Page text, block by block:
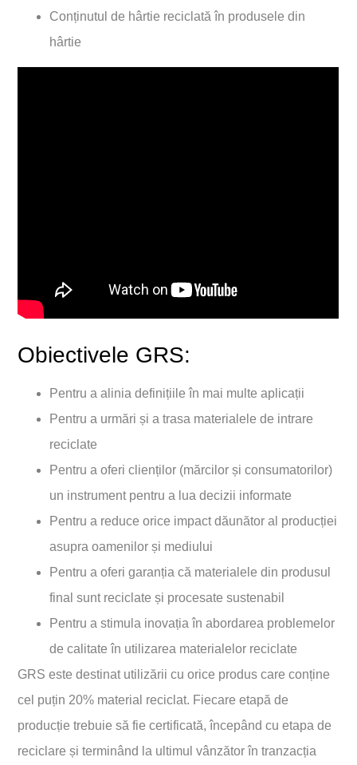
Conținutul de hârtie reciclată în produsele din
hârtie
Obiectivele GRS:
Pentru a alinia definițiile în mai multe aplicații
Pentru a urmări și a trasa materialele de intrare
reciclate
Pentru a oferi clienților (mărcilor și consumatorilor)
un instrument pentru a lua decizii informate
Pentru a reduce orice impact dăunător al producției
asupra oamenilor și mediului
Pentru a oferi garanția că materialele din produsul
final sunt reciclate și procesate sustenabil
Pentru a stimula inovația în abordarea problemelor
de calitate în utilizarea materialelor reciclate
GRS este destinat utilizării cu orice produs care conține
cel puțin 20% material reciclat. Fiecare etapă de
producție trebuie să fie certificată, începând cu etapa de
reciclare și terminând la ultimul vânzător în tranzacția